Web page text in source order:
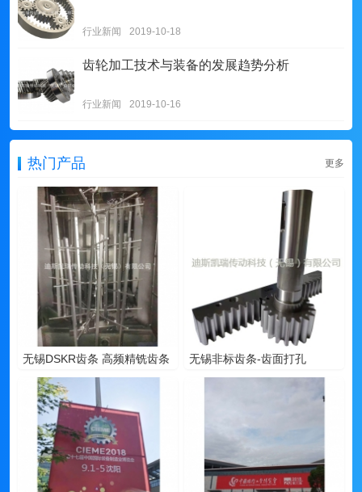
行业新闻 2019-10-18
齿轮加工技术与装备的发展趋势分析
行业新闻 2019-10-16
热门产品 更多
无锡DSKR齿条 高频精铣齿条 无锡非标齿条-齿面打孔